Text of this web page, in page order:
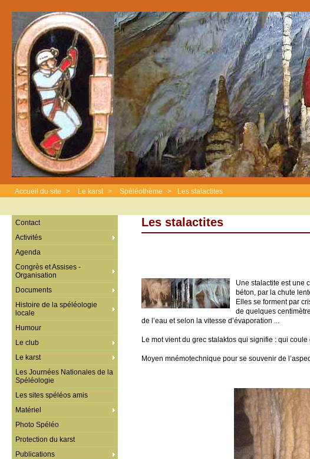
Accueil du site > Le karst > Spéléothème > Les stalactites
Les stalactites
Une stalactite est une
béton, par la chute
Elles se forment par
de quelques
de l’eau et selon la vitesse d’évaporation ...
Le mot vient du grec stalaktos qui signifie : qui coule
Moyen mnémotechnique pour se souvenir de
Contact
Activités
Agenda
Congrès et Assises -
Organisation
Documents
Histoire de la spéléologie
locale
Humour
Le club
Le karst
Les Journées Nationales de la
Spéléologie
Les sites spéléos amis
Matériel
Photo Spéléo
Protection du karst
Publications